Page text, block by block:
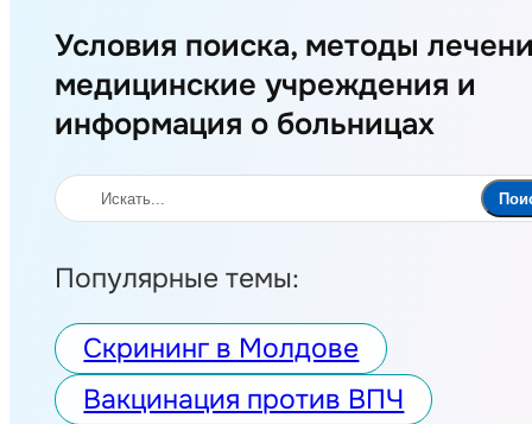
Условия поиска, методы
медицинские учреждения и
информация о больницах
Поиск
Популярные темы:
Скрининг в Молдове
Вакцинация против ВПЧ